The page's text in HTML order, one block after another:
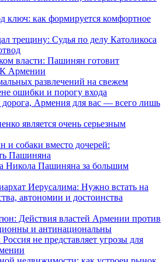
ключ: как формируется комфортное
трещину: Судья по делу Католикоса
власти: Пашинян готовит
Армении
развлечений на свежем
ошибки и порогу входа
дорога, Армения для вас — всего лишь
является очень серьезным
и собаки вместо дочерей:
Пашиняна
Никола Пашиняна за большим
Иерусалима: Нужно встать на
автономии и достоинства
Действия властей Армении против
и антинациональны
не представляет угрозы для